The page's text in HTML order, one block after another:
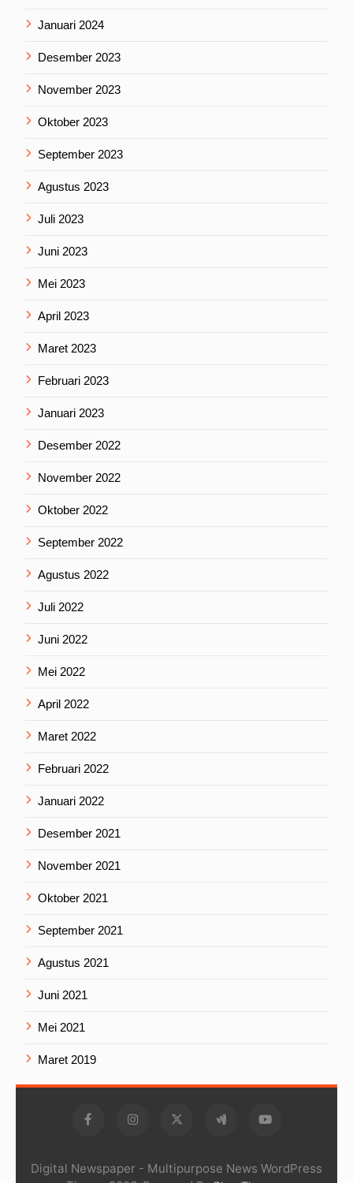
Januari 2024
Desember 2023
November 2023
Oktober 2023
September 2023
Agustus 2023
Juli 2023
Juni 2023
Mei 2023
April 2023
Maret 2023
Februari 2023
Januari 2023
Desember 2022
November 2022
Oktober 2022
September 2022
Agustus 2022
Juli 2022
Juni 2022
Mei 2022
April 2022
Maret 2022
Februari 2022
Januari 2022
Desember 2021
November 2021
Oktober 2021
September 2021
Agustus 2021
Juni 2021
Mei 2021
Maret 2019
Digital Newspaper - Multipurpose News WordPress